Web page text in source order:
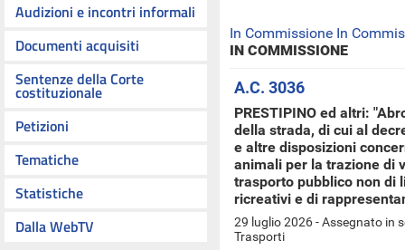
Audizioni e incontri informali
Documenti acquisiti
Sentenze della Corte
costituzionale
Petizioni
Tematiche
Statistiche
Dalla WebTV
In Commissione In
IN COMMISSIONE
A.C. 3036
PRESTIPINO ed altri:
della strada, di cui al
e altre disposizioni
animali per la trazione di
trasporto pubblico non di
ricreativi e di
29 luglio 2026 - Assegnato in
Trasporti